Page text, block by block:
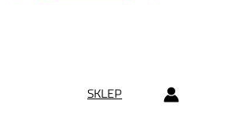
SKLEP